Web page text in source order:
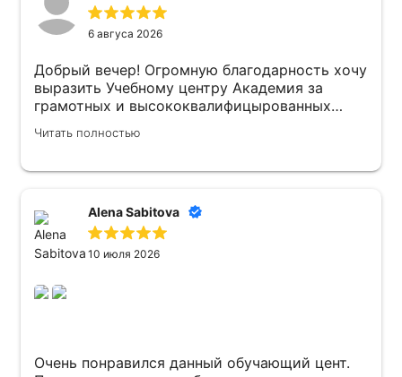
6 авгуса 2026
Добрый вечер! Огромную благодарность хочу
выразить Учебному центру Академия за
грамотных и высококвалифицырованных
центре доброжелательная ! Рекомендую 👍
Читать полностью
Alena Sabitova
10 июля 2026
Очень понравился данный обучающий цент.